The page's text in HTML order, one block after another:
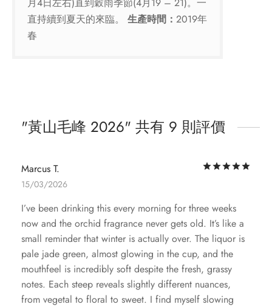
直持續到夏天的來臨。 生產時間： 2019年
春
黃山毛峰 2026 共有 9 則評價
Marcus T.
15/03/2026
I’ve been drinking this every morning for three weeks
now and the orchid fragrance never gets old. It’s like a
small reminder that winter is actually over. The liquor is
pale jade green, almost glowing in the cup, and the
mouthfeel is incredibly soft despite the fresh, grassy
notes. Each steep reveals slightly different nuances,
from vegetal to floral to sweet. I find myself slowing